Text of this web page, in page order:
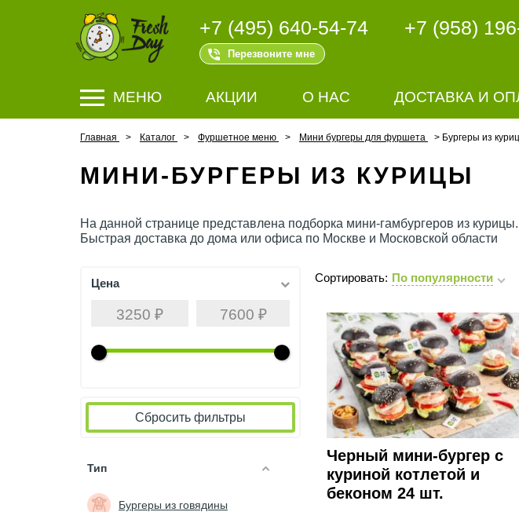
+7 (495) 640-54-74
Перезвоните мне
+7 (958)
МЕНЮ АКЦИИ О НАС ДОСТАВКА И
Главная Каталог Фуршетное меню Мини бургеры для фуршета Бургеры из
МИНИ-БУРГЕРЫ ИЗ КУРИЦЫ
На данной странице представлена подборка мини-гамбургеров из курицы.
​​​​​Быстрая доставка до дома или офиса по Москве и Московской области
Цена
Сбросить фильтры
Тип
Бургеры из говядины
Сортировать: По популярности
Черный мини-бургер с
куриной котлетой и
беконом 24 шт.